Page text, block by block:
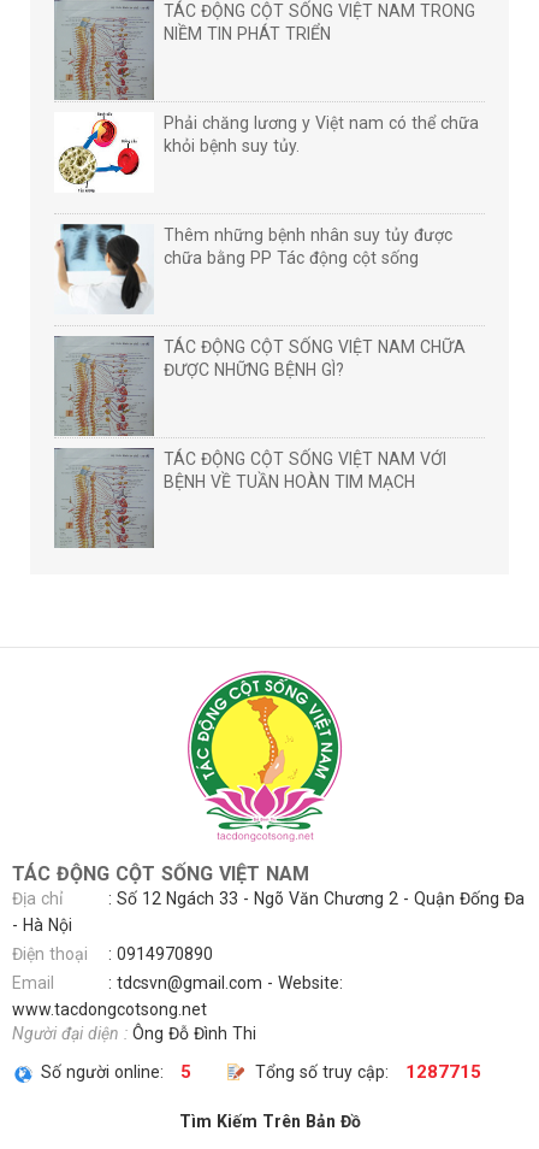
TÁC ĐỘNG CỘT SỐNG VIỆT NAM TRONG
NIỀM TIN PHÁT TRIỂN
Phải chăng lương y Việt nam có thể chữa
khỏi bệnh suy tủy.
Thêm những bệnh nhân suy tủy được
chữa bằng PP Tác động cột sống
TÁC ĐỘNG CỘT SỐNG VIỆT NAM CHỮA
ĐƯỢC NHỮNG BỆNH GÌ?
TÁC ĐỘNG CỘT SỐNG VIỆT NAM VỚI
BỆNH VỀ TUẦN HOÀN TIM MẠCH
TÁC ĐỘNG CỘT SỐNG VIỆT NAM
Địa chỉ
: Số 12 Ngách 33 - Ngõ Văn Chương 2 - Quận Đống Đa
- Hà Nội
Điện thoại
: 0914970890
Email
: tdcsvn@gmail.com - Website:
www.tacdongcotsong.net
Người đại diện : Ông Đỗ Đình Thi
Số người online:
5 Tổng số truy cập: 1287715
Tìm Kiếm Trên Bản Đồ